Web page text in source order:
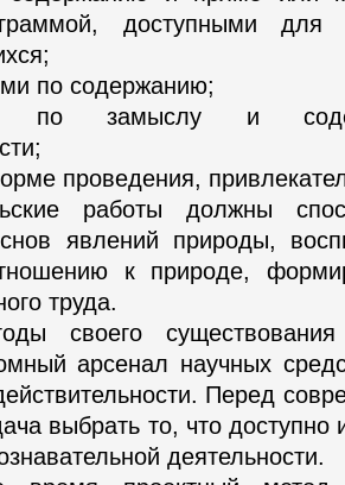
доступными для
по содержанию;
по замыслу и
проведения,
работы должны
явлений природы,
к природе,
труда.
своего существования
арсенал научных
Перед
выбрать то, что
деятельности.